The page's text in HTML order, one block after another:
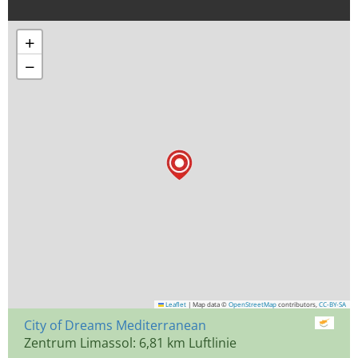
+
−
Leaflet | Map data © OpenStreetMap contributors, CC-BY-SA
City of Dreams Mediterranean
Zentrum Limassol: 6,81 km Luftlinie